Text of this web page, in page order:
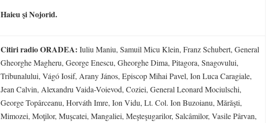
Haieu şiNojorid.
Citiri radio ORADEA: Iuliu Maniu, Samuil Micu Klein, Franz Schubert, General
Gheorghe Magheru, George Enescu, Gheorghe Dima, Pitagora, Snagovului,
Tribunalului, Vágó Iosif, Arany János, Episcop Mihai Pavel, Ion Luca Caragiale,
Jean Calvin, Alexandru Vaida-Voievod, Coziei, General Leonard Mociulschi,
George Topârceanu, Horváth Imre, Ion Vidu, Lt. Col. Ion Buzoianu, Mărăşti,
Mimozei, Moţilor, Muşcatei, Mangaliei, Meşteşugarilor, Salcâmilor, Vasile Pârvan,